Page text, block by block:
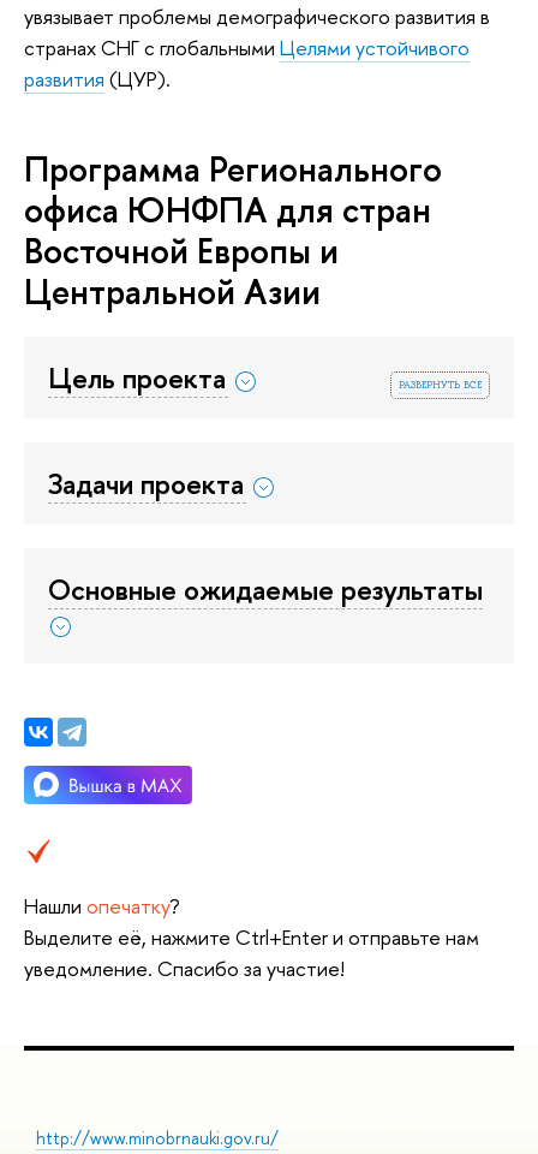
увязывает проблемы демографического развития в
странах СНГ с глобальными Целями устойчивого
развития (ЦУР).
Программа Регионального
офиса ЮНФПА для стран
Восточной Европы и
Центральной Азии
развернуть все
Цель проекта
Задачи проекта
Основные ожидаемые результаты
Нашли опечатку?
Выделите её, нажмите Ctrl+Enter и отправьте нам
уведомление. Спасибо за участие!
http://www.minobrnauki.gov.ru/